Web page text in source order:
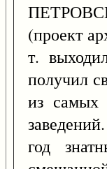
(проект
т.
получил
из самых
год